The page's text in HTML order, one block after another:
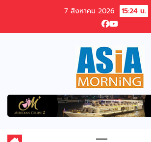
content
7 สิงหาคม 2026 15:24 น.